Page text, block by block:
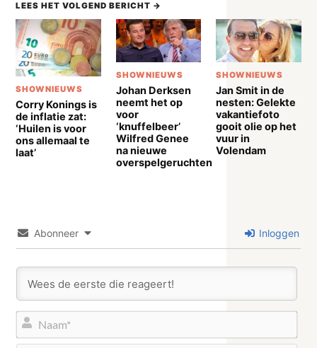
LEES HET VOLGEND BERICHT →
SHOWNIEUWS
Corry Konings is
de inflatie zat:
‘Huilen is voor
ons allemaal te
laat’
SHOWNIEUWS
Johan Derksen
neemt het op
voor
‘knuffelbeer’
Wilfred Genee
na nieuwe
overspelgeruchten
SHOWNIEUWS
Jan Smit in de
nesten: Gelekte
vakantiefoto
gooit olie op het
vuur in
Volendam
Abonneer Inloggen